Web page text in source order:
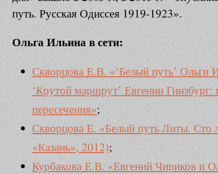
путь. Русская Одиссея 1919-1923».
Ольга Ильина в сети:
Скворцова Е.В. «‘Белый путь’ Ольги
‘Крутой маршрут’ Евгении Гинзбург:
пересечения»;
Скворцова Е. «Белый путь Литы. Сто
«Казань», 2012);
Курбакова Е.В. «Евгений Чириков и